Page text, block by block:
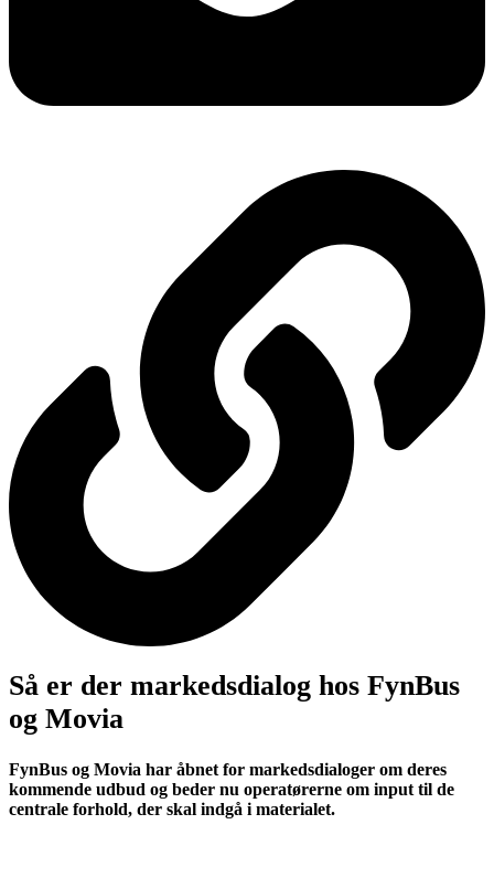
Så er der markedsdialog hos FynBus
og Movia
FynBus og Movia har åbnet for markedsdialoger om deres
kommende udbud og beder nu operatørerne om input til de
centrale forhold, der skal indgå i materialet.